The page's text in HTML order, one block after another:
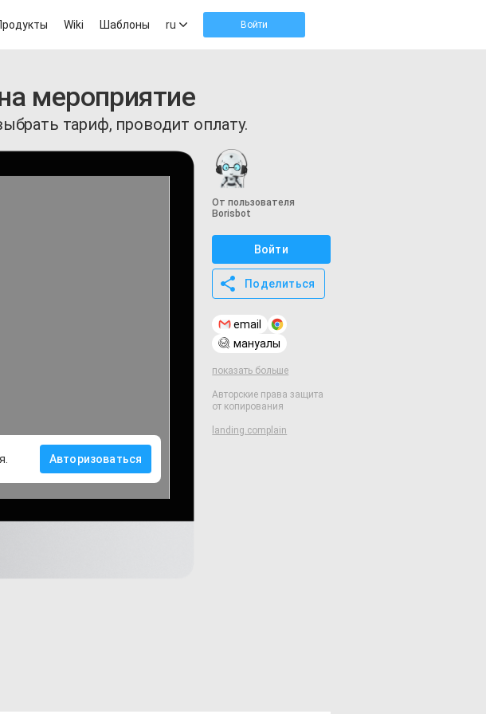
Wiki Шаблоны ru Войти
мероприятие
тариф, проводит оплату.
Авторизоваться
От пользователя
Borisbot
Войти
Поделиться
email
мануалы
показать больше
Авторские права защита
от копирования
landing.complain